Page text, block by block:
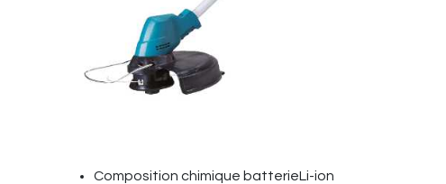
Composition chimique batterieLi-ion